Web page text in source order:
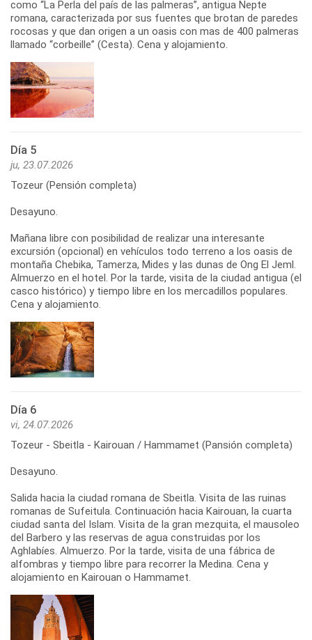
como “La Perla del país de las palmeras”, antigua Nepte
romana, caracterizada por sus fuentes que brotan de paredes
rocosas y que dan origen a un oasis con mas de 400 palmeras
llamado “corbeille” (Cesta). Cena y alojamiento.
Día 5
ju, 23.07.2026
Tozeur (Pensión completa)
Desayuno.
Mañana libre con posibilidad de realizar una interesante
excursión (opcional) en vehículos todo terreno a los oasis de
montaña Chebika, Tamerza, Mides y las dunas de Ong El Jeml.
Almuerzo en el hotel. Por la tarde, visita de la ciudad antigua (el
casco histórico) y tiempo libre en los mercadillos populares.
Cena y alojamiento.
Día 6
vi, 24.07.2026
Tozeur - Sbeitla - Kairouan / Hammamet (Pansión completa)
Desayuno.
Salida hacia la ciudad romana de Sbeitla. Visita de las ruinas
romanas de Sufeitula. Continuación hacia Kairouan, la cuarta
ciudad santa del Islam. Visita de la gran mezquita, el mausoleo
del Barbero y las reservas de agua construidas por los
Aghlabíes. Almuerzo. Por la tarde, visita de una fábrica de
alfombras y tiempo libre para recorrer la Medina. Cena y
alojamiento en Kairouan o Hammamet.